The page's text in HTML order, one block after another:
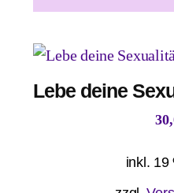
Lebe deine
inkl. 19